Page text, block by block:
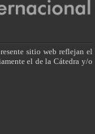
sitio web reflejan el
el de la Cátedra y/o